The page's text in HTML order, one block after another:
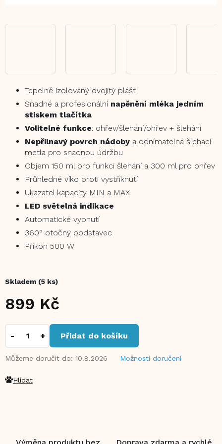
899 Kč
Skladem (5 ks)
Můžeme doručit do: 10.8.2026 Možnosti doručení
Přidat do košíku
Tepelně izolovaný dvojitý plášť
Snadné a profesionální napěnění mléka jedním
stiskem tlačítka
Volitelné funkce: ohřev/šlehání/ohřev + šlehání
Nepřilnavý povrch nádoby a odnímatelná šlehací
metla pro snadnou údržbu
Objem 150 ml pro funkci šlehání a 300 ml pro ohřev
Průhledné víko proti vystříknutí
Ukazatel kapacity MIN a MAX
LED světelná indikace
Automatické vypnutí
360° otočný podstavec
Příkon 500 W
Hlídat